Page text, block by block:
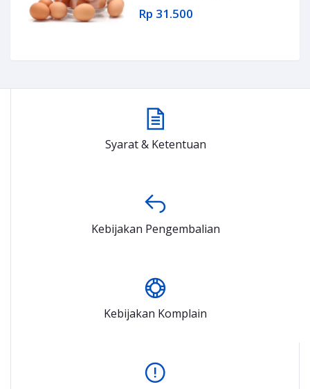
Rp 31.500
Syarat & Ketentuan
Kebijakan Pengembalian
Kebijakan Komplain